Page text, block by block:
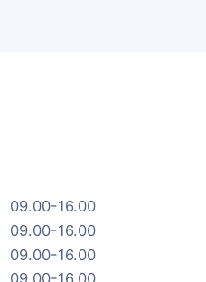
09.00-16.00
09.00-16.00
09.00-16.00